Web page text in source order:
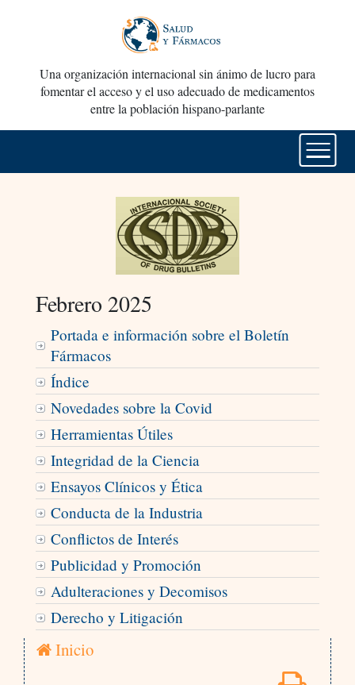
Una organización internacional sin ánimo de lucro para
fomentar el acceso y el uso adecuado de medicamentos
entre la población hispano-parlante
Febrero 2025
Portada e información sobre el Boletín
Fármacos
Índice
Novedades sobre la Covid
Herramientas Útiles
Integridad de la Ciencia
Ensayos Clínicos y Ética
Conducta de la Industria
Conflictos de Interés
Publicidad y Promoción
Adulteraciones y Decomisos
Derecho y Litigación
Inicio